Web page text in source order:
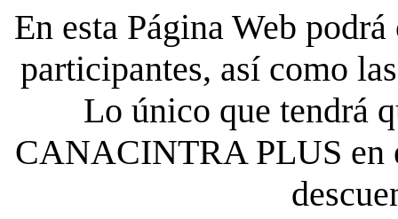
En esta Página Web
participantes, así como
Lo único que tendrá
CANACINTRA PLUS en